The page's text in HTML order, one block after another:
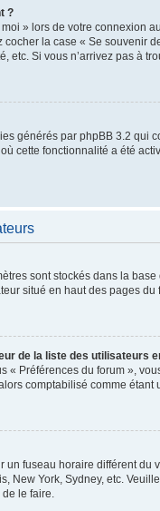
?
» lors de votre connexion
cocher la case « Se souvenir
etc. Si vous n’arrivez pas à
générés par phpBB 3.2
cette fonctionnalité a été
sont stockés dans la
situé en haut des pages
de la liste des utilisateurs
« Préférences du forum »,
comptabilisé comme étant
un fuseau horaire différent
New York, Sydney, etc.
le faire.